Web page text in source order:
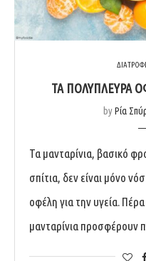
ΤΑ ΠΟΛΥΠΛΕΥΡΑ
byΡία
Τα μανταρίνια, βασικό
σπίτια, δεν είναι μόνο
οφέλη για την υγεία.
μανταρίνια